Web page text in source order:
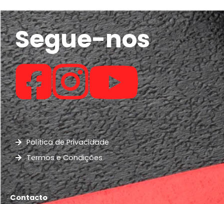
Segue-nos
Política de Privacidade
Termos e Condições
Contacto